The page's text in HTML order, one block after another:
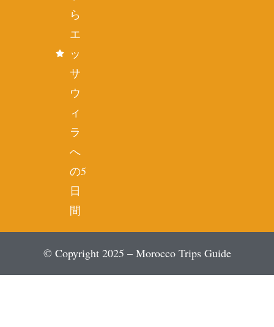
ら
エ
ッ
サ
ウ
ィ
ラ
へ
の5
日
間
© Copyright 2025 – Morocco Trips Guide